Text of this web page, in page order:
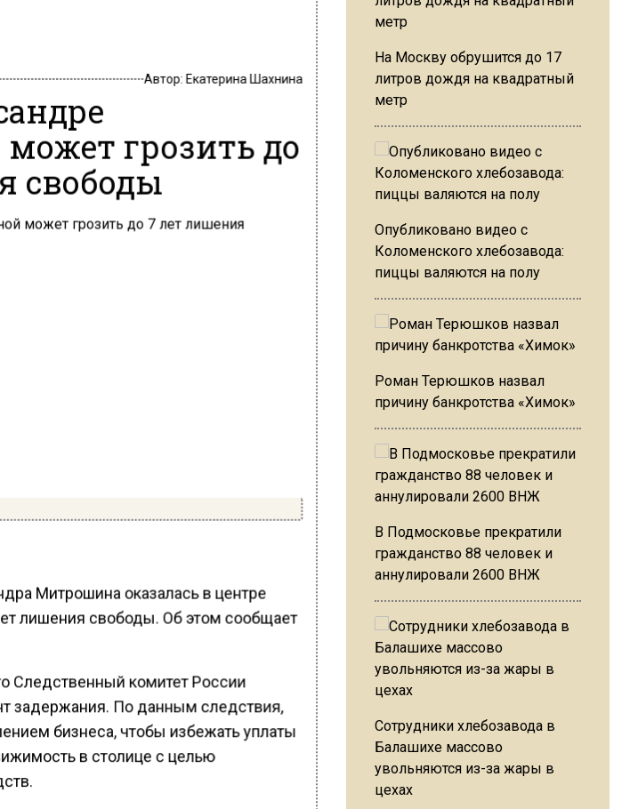
Автор: Екатерина Шахнина
грозить до
свободы
Митрошина оказалась в центре
лишения свободы. Об этом сообщает
Следственный комитет России
задержания. По данным следствия,
бизнеса, чтобы избежать уплаты
в столице с целью
На Москву обрушится до 17
литров дождя на квадратный
метр
Опубликовано видео с
Коломенского хлебозавода:
пиццы валяются на полу
Роман Терюшков назвал
причину банкротства «Химок»
В Подмосковье прекратили
гражданство 88 человек и
аннулировали 2600 ВНЖ
Сотрудники хлебозавода в
Балашихе массово
увольняются из-за жары в
цехах